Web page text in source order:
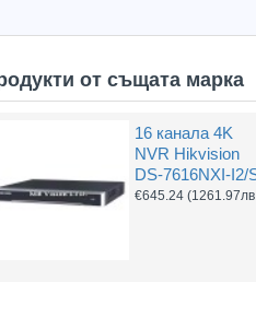
16 канален NVR
Hikvision DS-
7616NXI-K2
€323.76(633.22лв.)
от същата марка
16 канала 4K
NVR Hikvision
DS-7616NXI-I2/
€645.24